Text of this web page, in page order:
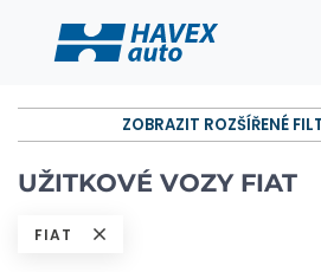
ZOBRAZIT ROZŠÍŘENÉ
UŽITKOVÉ VOZY FIAT
FIAT